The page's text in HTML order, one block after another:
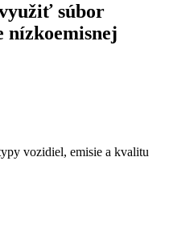
súbor
nízkoemisnej
vozidiel, emisie a kvalitu